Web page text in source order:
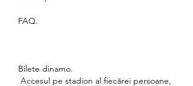
FAQ.
Bilete dinamo.